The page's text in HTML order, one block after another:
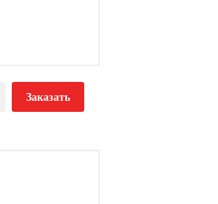
ящик ЯП-4
Заказать